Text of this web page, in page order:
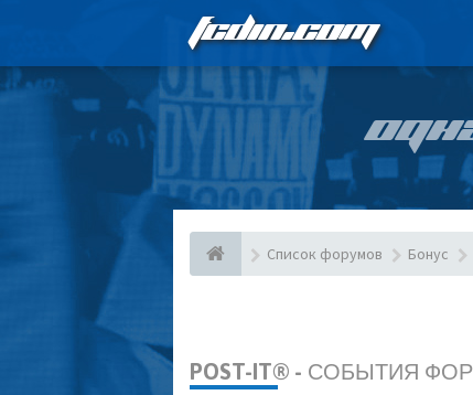
FCDIN.COM
Список форумов Бонус
POST-IT® - СОБЫТИЯ